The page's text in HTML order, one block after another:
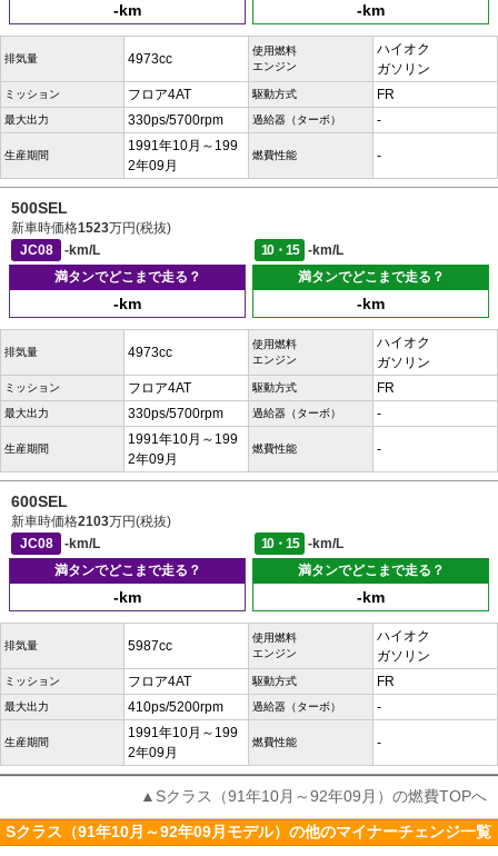
-km -km
排気量 4973cc
使用燃料
エンジン
ハイオク
ガソリン
ミッション フロア4AT 駆動方式 FR
最大出力 330ps/5700rpm 過給器（ターボ） -
生産期間
1991年10月～199
2年09月
燃費性能 -
500SEL
新車時価格1523万円(税抜)
JC08
-km/L 10・15
-km/L
満タンでどこまで走る？
-km
満タンでどこまで走る？
-km
排気量 4973cc
使用燃料
エンジン
ハイオク
ガソリン
ミッション フロア4AT 駆動方式 FR
最大出力 330ps/5700rpm 過給器（ターボ） -
生産期間
1991年10月～199
2年09月
燃費性能 -
600SEL
新車時価格2103万円(税抜)
JC08
-km/L 10・15
-km/L
満タンでどこまで走る？
-km
満タンでどこまで走る？
-km
排気量 5987cc
使用燃料
エンジン
ハイオク
ガソリン
ミッション フロア4AT 駆動方式 FR
最大出力 410ps/5200rpm 過給器（ターボ） -
生産期間
1991年10月～199
2年09月
燃費性能 -
▲Sクラス（91年10月～92年09月）の燃費TOPへ
Sクラス（91年10月～92年09月モデル）の他のマイナーチェンジ一覧